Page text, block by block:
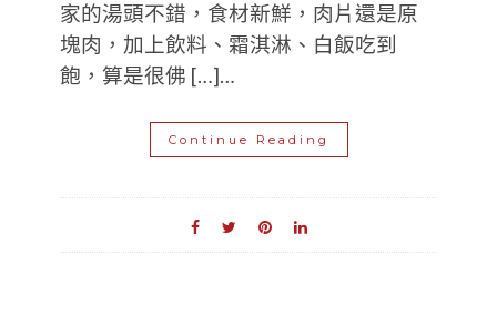
家的湯頭不錯，食材新鮮，肉片還是原
塊肉，加上飲料、霜淇淋、白飯吃到
飽，算是很佛 […]…
Continue Reading